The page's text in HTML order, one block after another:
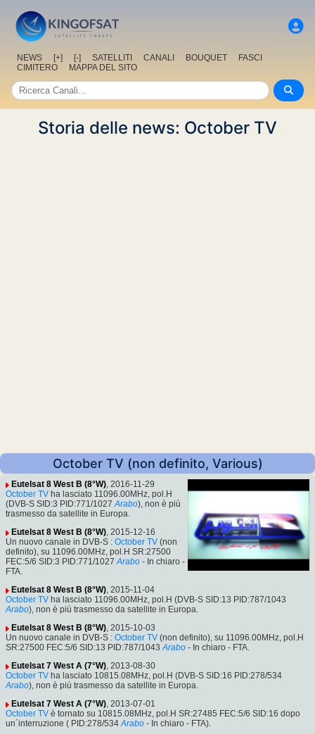
NEWS [+] [-] SATELLITI CANALI BOUQUET
FASCI
CIMITERO
MAPPA DEL SITO
Storia delle news: October TV
October TV (non definito, Various)
Eutelsat 8 West B (8°W), 2016-11-29
October TV ha lasciato 11096.00MHz, pol.H
(DVB-S SID:3 PID:771/1027 Arabo), non è più
trasmesso da satellite in Europa.
Eutelsat 8 West B (8°W), 2015-12-16
Un nuovo canale in DVB-S : October TV (non
definito), su 11096.00MHz, pol.H SR:27500
FEC:5/6 SID:3 PID:771/1027 Arabo - In chiaro -
FTA.
Eutelsat 8 West B (8°W), 2015-11-04
October TV ha lasciato 11096.00MHz, pol.H (DVB-S SID:13 PID:787/1043
Arabo), non è più trasmesso da satellite in Europa.
Eutelsat 8 West B (8°W), 2015-10-03
Un nuovo canale in DVB-S : October TV (non definito), su 11096.00MHz, pol.H
SR:27500 FEC:5/6 SID:13 PID:787/1043 Arabo - In chiaro - FTA.
Eutelsat 7 West A (7°W), 2013-08-30
October TV ha lasciato 10815.08MHz, pol.H (DVB-S SID:16 PID:278/534
Arabo), non è più trasmesso da satellite in Europa.
Eutelsat 7 West A (7°W), 2013-07-01
October TV è tornato su 10815.08MHz, pol.H SR:27485 FEC:5/6 SID:16 dopo
un´interruzione ( PID:278/534 Arabo - In chiaro - FTA).